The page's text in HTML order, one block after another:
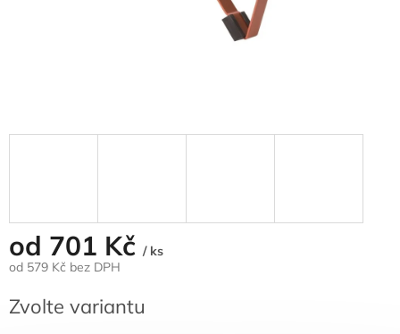
od 701 Kč / ks
od 579 Kč bez DPH
cena:
Zvolte variantu